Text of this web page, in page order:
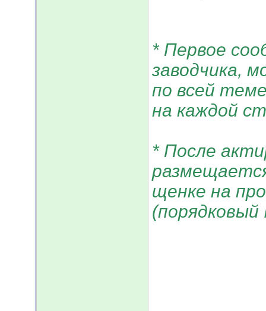
* Первое
заводчика,
по всей
на каждой
* После
щенке на